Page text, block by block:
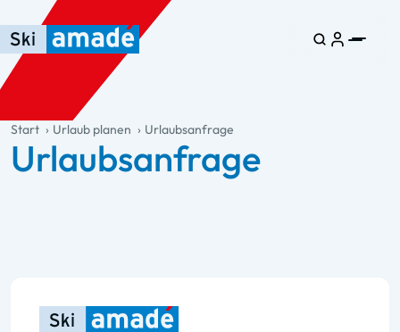
Zum Haupt-Inhalt springen
Springe zur Tabelle
Zur Haupt-Navigation springen
general.table-of-content
Start Urlaub planen Urlaubsanfrage
Urlaubsanfrage